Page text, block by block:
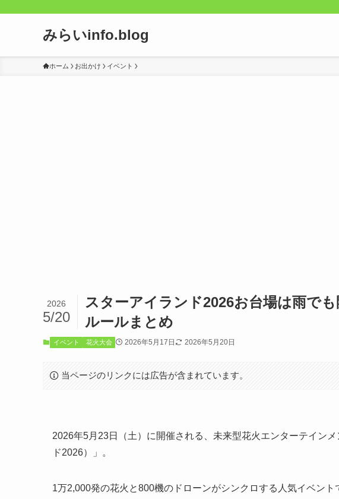
みらいinfo.blog
ホーム お出かけ イベント
スターアイランド2026お台場は雨で
ルールまとめ
2026
5/20
イベント 花火大会 2026年5月17日 2026年5月20日
当ページのリンクには広告が含まれています。
2026年5月23日（土）に開催される、未来型花火エンターテイン
ド2026）」。
1万2,000発の花火と800機のドローンがシンクロする人気イベン